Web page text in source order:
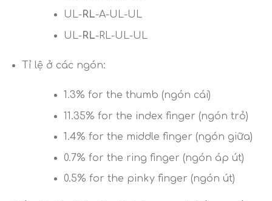
UL-RL-A-UL-UL
UL-RL-RL-UL-UL
Tỉ lệ ở các ngón:
1.3% for the thumb (ngón cái)
11.35% for the index finger (ngón trỏ)
1.4% for the middle finger (ngón giữa)
0.7% for the ring finger (ngón áp út)
0.5% for the pinky finger (ngón út)